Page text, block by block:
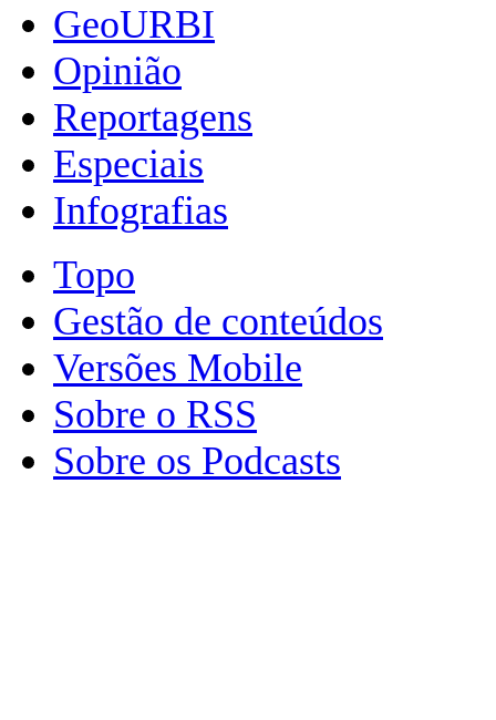
GeoURBI
Opinião
Reportagens
Especiais
Infografias
Topo
Gestão de conteúdos
Versões Mobile
Sobre o RSS
Sobre os Podcasts